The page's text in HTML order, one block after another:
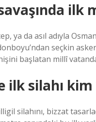
ilk
ya da asıl adıyla
seçkin
başlatan millî
ilk silahı kim
silahını, bizzat